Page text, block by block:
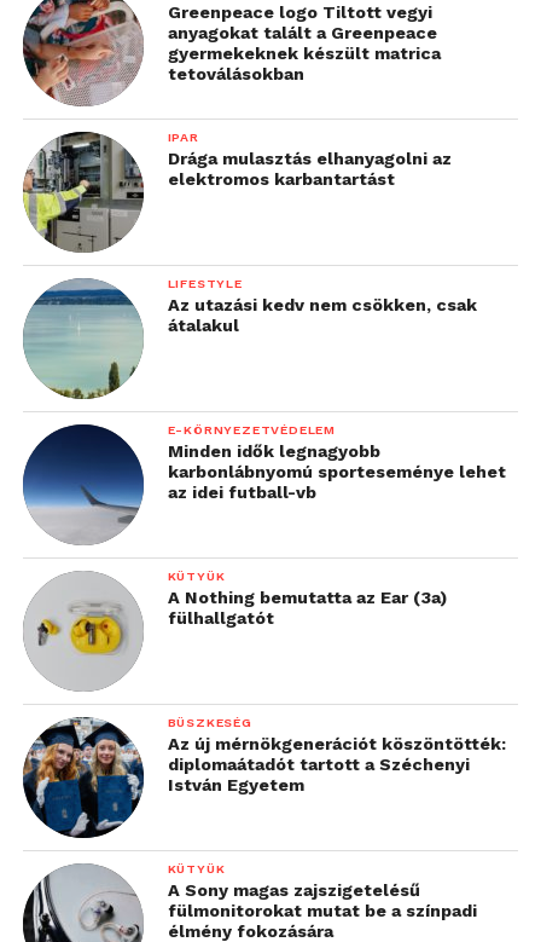
Greenpeace logo Tiltott vegyi
anyagokat talált a Greenpeace
gyermekeknek készült matrica
tetoválásokban
IPAR
Drága mulasztás elhanyagolni az
elektromos karbantartást
LIFESTYLE
Az utazási kedv nem csökken, csak
átalakul
E-KÖRNYEZETVÉDELEM
Minden idők legnagyobb
karbonlábnyomú sporteseménye lehet
az idei futball-vb
KÜTYÜK
A Nothing bemutatta az Ear (3a)
fülhallgatót
BÜSZKESÉG
Az új mérnökgenerációt köszöntötték:
diplomaátadót tartott a Széchenyi
István Egyetem
KÜTYÜK
A Sony magas zajszigetelésű
fülmonitorokat mutat be a színpadi
élmény fokozására